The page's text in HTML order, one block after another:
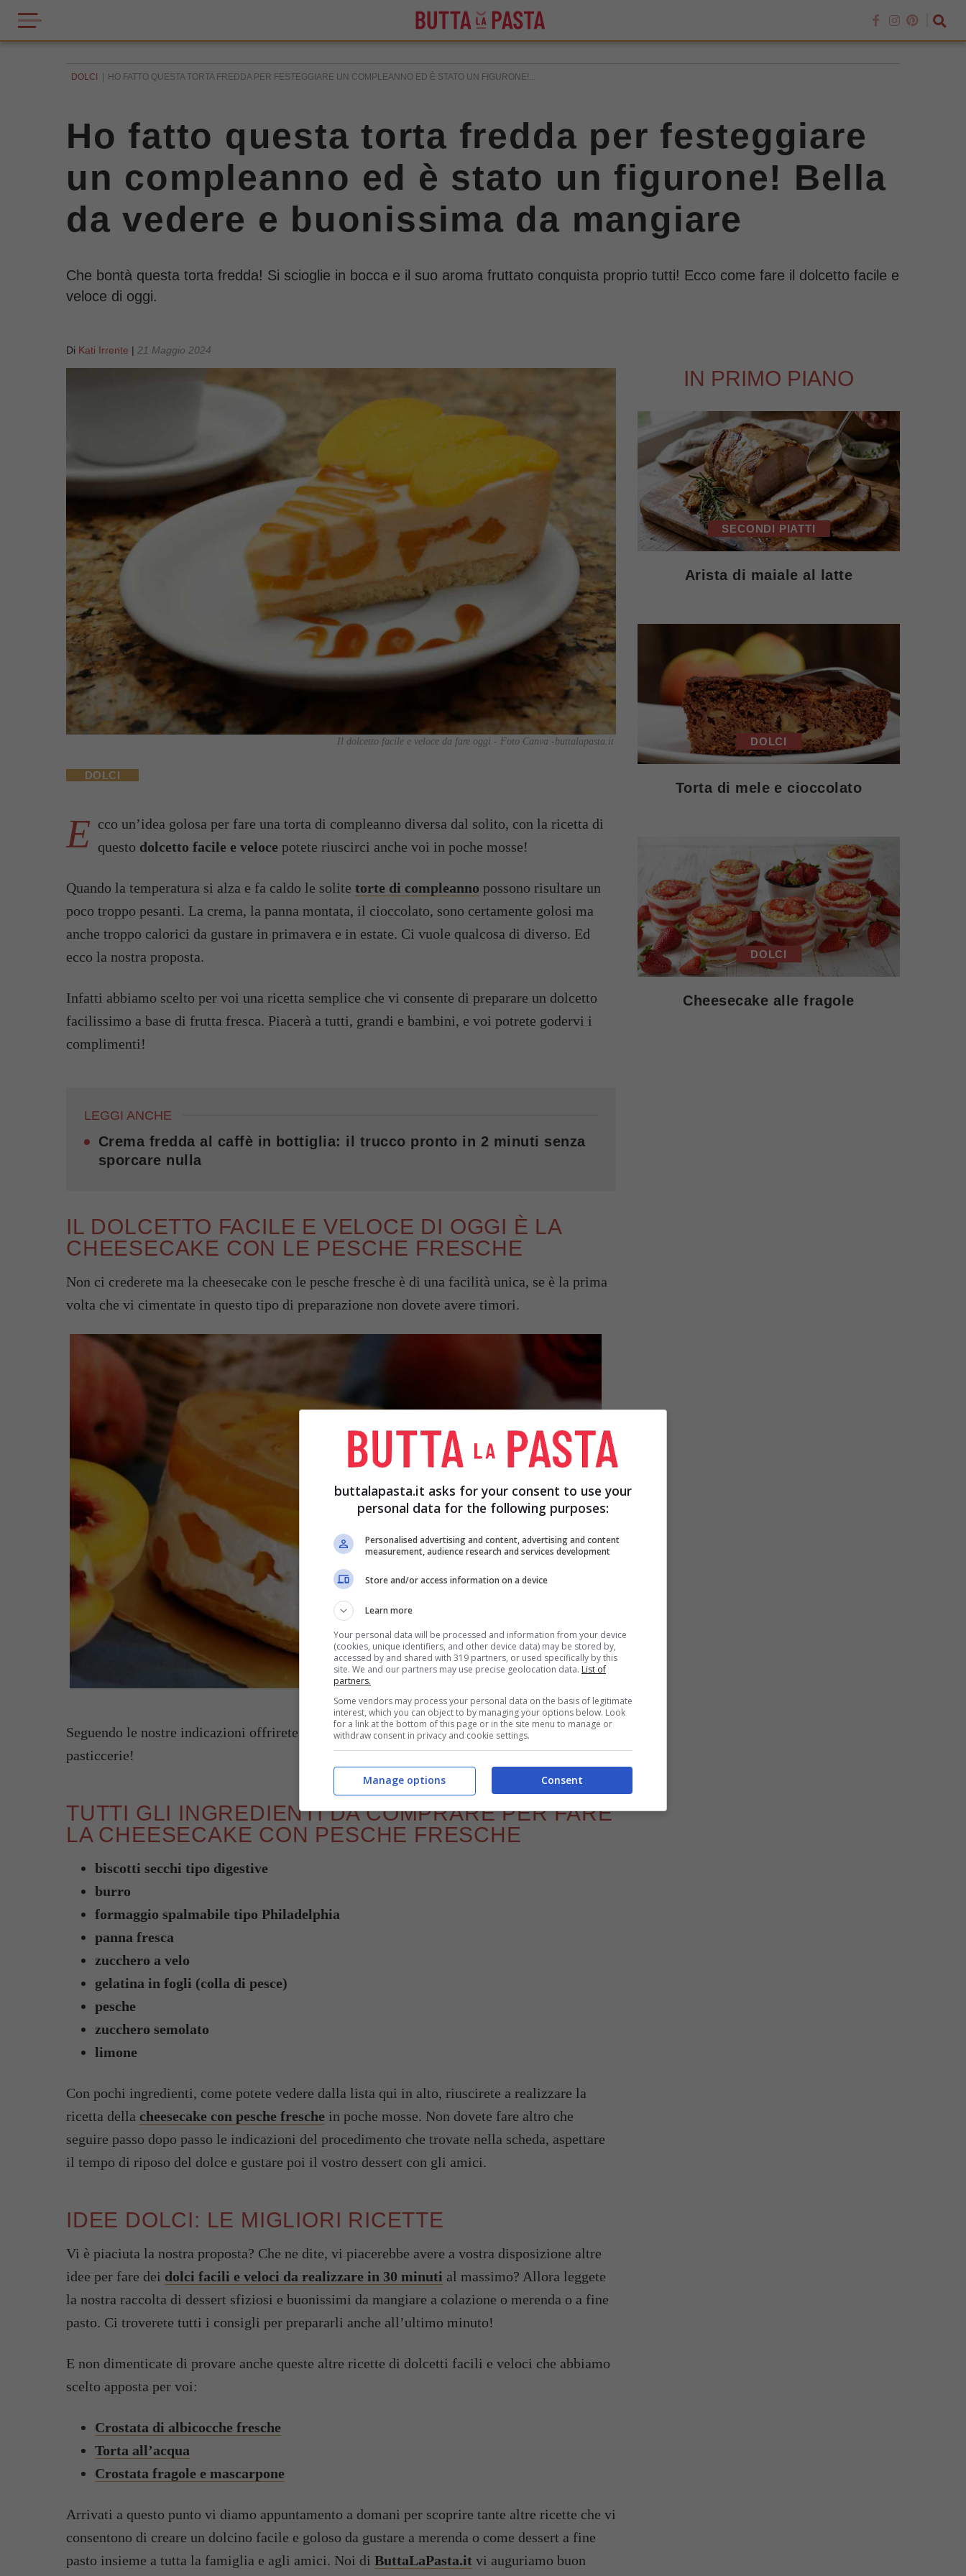
DOLCI HO FATTO QUESTA TORTA FREDDA PER FESTEGGIARE UN COMPLEANNO ED È STATO UN FIGURONE!...
Ho fatto questa torta fredda per festeggiare
un compleanno ed è stato un figurone! Bella
da vedere e buonissima da mangiare
Che bontà questa torta fredda! Si scioglie in bocca e il suo aroma fruttato conquista proprio tutti! Ecco come fare il dolcetto facile e
veloce di oggi.
Di Kati Irrente | 21 Maggio 2024
Il dolcetto facile e veloce da fare oggi - Foto Canva -buttalapasta.it
DOLCI
E cco un’idea golosa per fare una torta di compleanno diversa dal solito, con la ricetta di
questo dolcetto facile e veloce potete riuscirci anche voi in poche mosse!
Quando la temperatura si alza e fa caldo le solite torte di compleanno possono risultare un
poco troppo pesanti. La crema, la panna montata, il cioccolato, sono certamente golosi ma
anche troppo calorici da gustare in primavera e in estate. Ci vuole qualcosa di diverso. Ed
ecco la nostra proposta.
Infatti abbiamo scelto per voi una ricetta semplice che vi consente di preparare un dolcetto
facilissimo a base di frutta fresca. Piacerà a tutti, grandi e bambini, e voi potrete godervi i
complimenti!
LEGGI ANCHE
Crema fredda al caffè in bottiglia: il trucco pronto in 2 minuti senza
sporcare nulla
IL DOLCETTO FACILE E VELOCE DI OGGI È LA
CHEESECAKE CON LE PESCHE FRESCHE
Non ci crederete ma la cheesecake con le pesche fresche è di una facilità unica, se è la prima
volta che vi cimentate in questo tipo di preparazione non dovete avere timori.
Cheesecake con pesche fresche – Foto Canva – buttalapasta.it
Seguendo le nostre indicazioni offrirete ai vostri ospiti una torta fredda degna delle migliori
pasticcerie!
TUTTI GLI INGREDIENTI DA COMPRARE PER FARE
LA CHEESECAKE CON PESCHE FRESCHE
biscotti secchi tipo digestive
burro
formaggio spalmabile tipo Philadelphia
panna fresca
zucchero a velo
gelatina in fogli (colla di pesce)
pesche
zucchero semolato
limone
Con pochi ingredienti, come potete vedere dalla lista qui in alto, riuscirete a realizzare la
ricetta della cheesecake con pesche fresche in poche mosse. Non dovete fare altro che
seguire passo dopo passo le indicazioni del procedimento che trovate nella scheda, aspettare
il tempo di riposo del dolce e gustare poi il vostro dessert con gli amici.
IDEE DOLCI: LE MIGLIORI RICETTE
Vi è piaciuta la nostra proposta? Che ne dite, vi piacerebbe avere a vostra disposizione altre
idee per fare dei dolci facili e veloci da realizzare in 30 minuti al massimo? Allora leggete
la nostra raccolta di dessert sfiziosi e buonissimi da mangiare a colazione o merenda o a fine
pasto. Ci troverete tutti i consigli per prepararli anche all’ultimo minuto!
E non dimenticate di provare anche queste altre ricette di dolcetti facili e veloci che abbiamo
scelto apposta per voi:
Crostata di albicocche fresche
Torta all’acqua
Crostata fragole e mascarpone
Arrivati a questo punto vi diamo appuntamento a domani per scoprire tante altre ricette che vi
consentono di creare un dolcino facile e goloso da gustare a merenda o come dessert a fine
pasto insieme a tutta la famiglia e agli amici. Noi di ButtaLaPasta.it vi auguriamo buon
IN PRIMO PIANO
SECONDI PIATTI
Arista di maiale al latte
DOLCI
Torta di mele e cioccolato
DOLCI
Cheesecake alle fragole
buttalapasta.it asks for your consent to use your
personal data for the following purposes:
Personalised advertising and content, advertising and content
measurement, audience research and services development
Store and/or access information on a device
Learn more
Your personal data will be processed and information from your device
(cookies, unique identifiers, and other device data) may be stored by,
accessed by and shared with 319 partners, or used specifically by this
site. We and our partners may use precise geolocation data. List of
partners.
Some vendors may process your personal data on the basis of legitimate
interest, which you can object to by managing your options below. Look
for a link at the bottom of this page or in the site menu to manage or
withdraw consent in privacy and cookie settings.
Consent
Manage options